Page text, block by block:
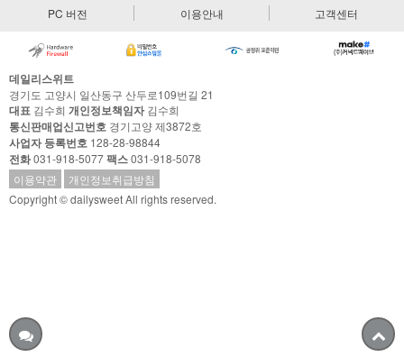
PC 버전 이용안내 고객센터
데일리스위트
경기도 고양시 일산동구 산두로109번길 21
대표 김수희 개인정보책임자김수희
통신판매업신고번호 경기고양 제3872호
사업자 등록번호 128-28-98844
전화031-918-5077팩스031-918-5078
이용약관
개인정보취급방침
Copyright © dailysweet All rights reserved.